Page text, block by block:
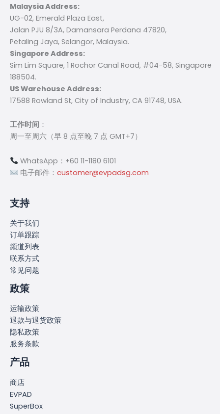
Malaysia Address:
UG-02, Emerald Plaza East,
Jalan PJU 8/3A, Damansara Perdana 47820,
Petaling Jaya, Selangor, Malaysia.
Singapore Address:
Sim Lim Square, 1 Rochor Canal Road, #04-58, Singapore
188504.
US Warehouse Address:
17588 Rowland St, City of Industry, CA 91748, USA.
工作时间 ：
周一至周六（早 8 点至晚 7 点 GMT+7）
WhatsApp：+60 11-1180 6101
电子邮件： customer@evpadsg.com
支持
关于我们
订单跟踪
频道列表
联系方式
常见问题
政策
运输政策
退款与退货政策
隐私政策
服务条款
产品
商店
EVPAD
SuperBox